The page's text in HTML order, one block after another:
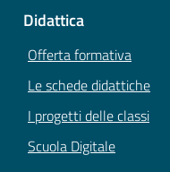
Didattica
Offerta formativa
Le schede didattiche
I progetti delle classi
Scuola Digitale